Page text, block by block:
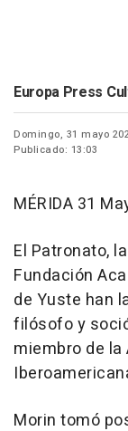
Europa Press
Domingo, 31 mayo
Publicado: 13:03
MÉRIDA 31
El Patronato,
Fundación
de Yuste han
filósofo y
miembro de la
Morin tomó